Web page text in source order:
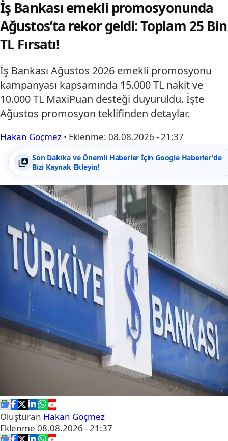
İş Bankası emekli promosyonunda
Ağustos’ta rekor geldi: Toplam 25 Bin
TL Fırsatı!
İş Bankası Ağustos 2026 emekli promosyonu
kampanyası kapsamında 15.000 TL nakit ve
10.000 TL MaxiPuan desteği duyuruldu. İşte
Ağustos promosyon teklifinden detaylar.
Hakan Göçmez • Eklenme: 08.08.2026 - 21:37
Son Dakika ve Önemli Haberler İçin Google Haberler'de
Bizi Kaynak Ekleyin!
Oluşturan Hakan Göçmez
Eklenme 08.08.2026 - 21:37